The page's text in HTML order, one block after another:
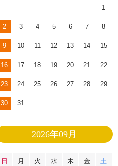
1
2 3 4 5 6 7 8
9 10 11 12 13 14 15
16 17 18 19 20 21 22
23 24 25 26 27 28 29
30 31
2026年09月
日 月 火 水 木 金 土